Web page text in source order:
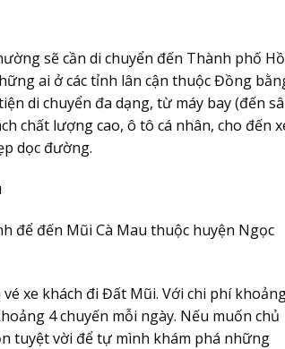
sẽ cần di chuyển đến Thành phố Hồ
ai ở các tỉnh lân cận thuộc Đồng
di chuyển đa dạng, từ máy bay (đến
chất lượng cao, ô tô cá nhân, cho đến
dọc đường.
để đến Mũi Cà Mau thuộc huyện Ngọc
xe khách đi Đất Mũi. Với chi phí
4 chuyến mỗi ngày. Nếu muốn chủ
tuyệt vời để tự mình khám phá những